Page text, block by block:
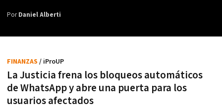
PorDaniel Alberti
La Justicia frena los bloqueos automáticos
de WhatsApp y abre una puerta para los
usuarios afectados
FINANZAS / iProUP